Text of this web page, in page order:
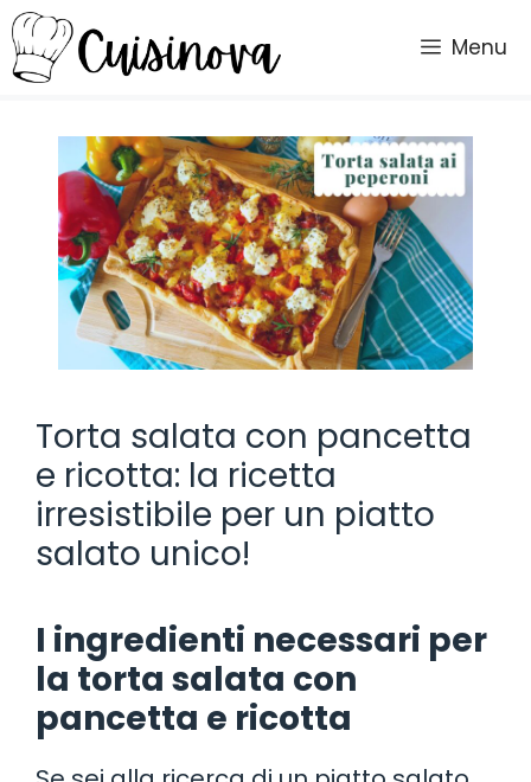
Vai
al
contenuto
Menu
Torta salata con pancetta
e ricotta: la ricetta
irresistibile per un piatto
salato unico!
I ingredienti necessari per
la torta salata con
pancetta e ricotta